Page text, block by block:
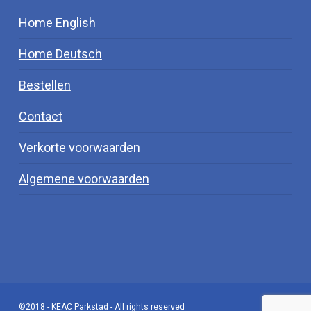
Home English
Home Deutsch
Bestellen
Contact
Verkorte voorwaarden
Algemene voorwaarden
©2018 - KEAC Parkstad - All rights reserved